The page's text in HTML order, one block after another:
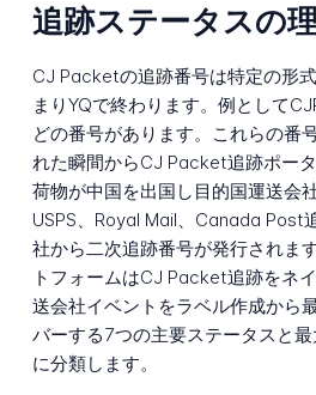
追跡ステータスの
CJ Packetの追跡番号は特定の形
まりYQで終わります。例として
どの番号があります。これらの番
れた瞬間からCJ Packet追跡ポータ
荷物が中国を出国し目的国運送会
USPS、Royal Mail、Canada Post
社から二次追跡番号が発行されま
トフォームはCJ Packet追跡をネ
送会社イベントをラベル作成から
バーする7つの主要ステータスと
に分類します。